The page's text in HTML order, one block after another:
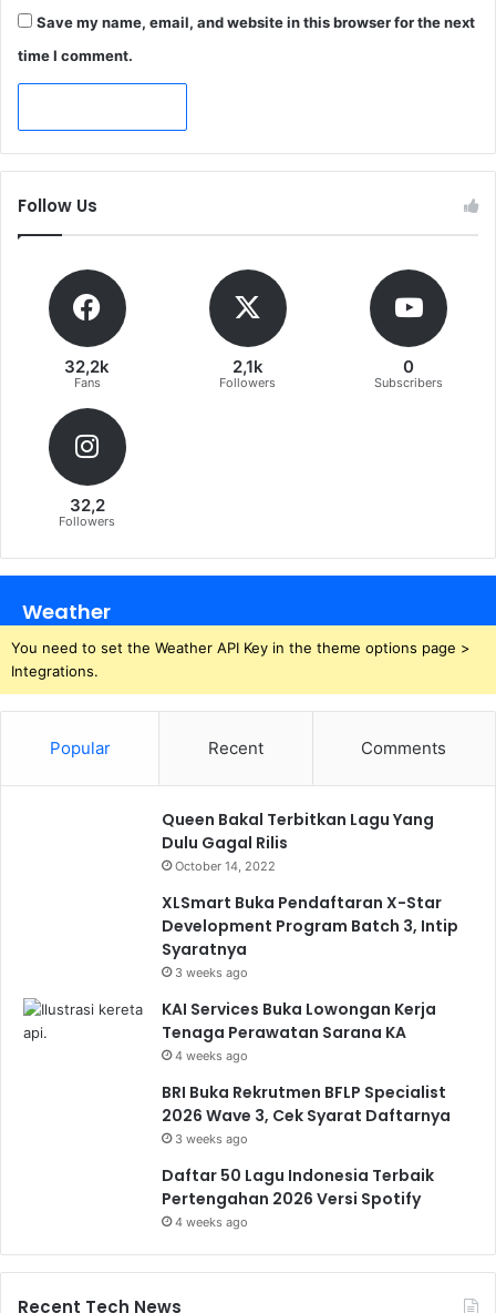
Save my name, email, and website in this browser for the next
time I comment.
Follow Us
32,2k
Fans
2,1k
Followers
0
Subscribers
32,2
Followers
Weather
You need to set the Weather API Key in the theme options page >
Integrations.
Popular Recent Comments
Queen Bakal Terbitkan Lagu Yang
Dulu Gagal Rilis
October 14, 2022
XLSmart Buka Pendaftaran X-Star
Development Program Batch 3, Intip
Syaratnya
3 weeks ago
KAI Services Buka Lowongan Kerja
Tenaga Perawatan Sarana KA
4 weeks ago
BRI Buka Rekrutmen BFLP Specialist
2026 Wave 3, Cek Syarat Daftarnya
3 weeks ago
Daftar 50 Lagu Indonesia Terbaik
Pertengahan 2026 Versi Spotify
4 weeks ago
Recent Tech News